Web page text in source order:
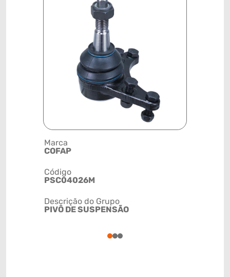
Marca
COFAP
Código
PSC04026M
Descrição do Grupo
PIVÔ DE SUSPENSÃO
123